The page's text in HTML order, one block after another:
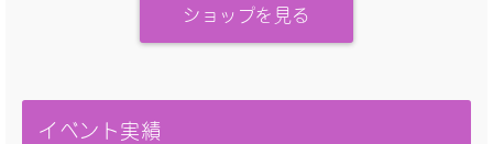
ショップを見る
イベント実績